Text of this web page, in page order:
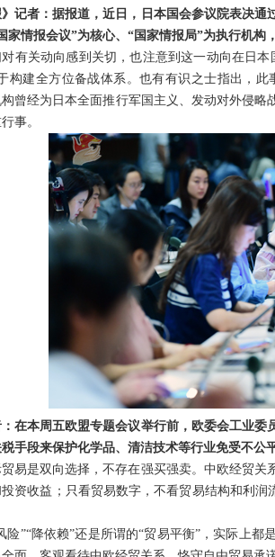
》记者：据报道，近日，日本国会参议院表决
家情报会议”为核心、“国家情报局”为执行机构
有关动向感到关切，也注意到这一动向在日
构建全方位备战体系。也有有识之士指出，
曾经为日本全面推行军国主义、发动对外侵
事。
在本周五欧盟专题会议举行前，欧委会工业
手段来保护化学品、清洁技术等行业免受不公
易是双向选择，不存在强买强卖。中欧经贸
资收益；只看贸易数字，不看贸易结构和利
险”“降依赖”还是所谓的“贸易平衡”，实际上